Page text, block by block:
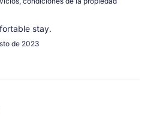
stay.
de 2023